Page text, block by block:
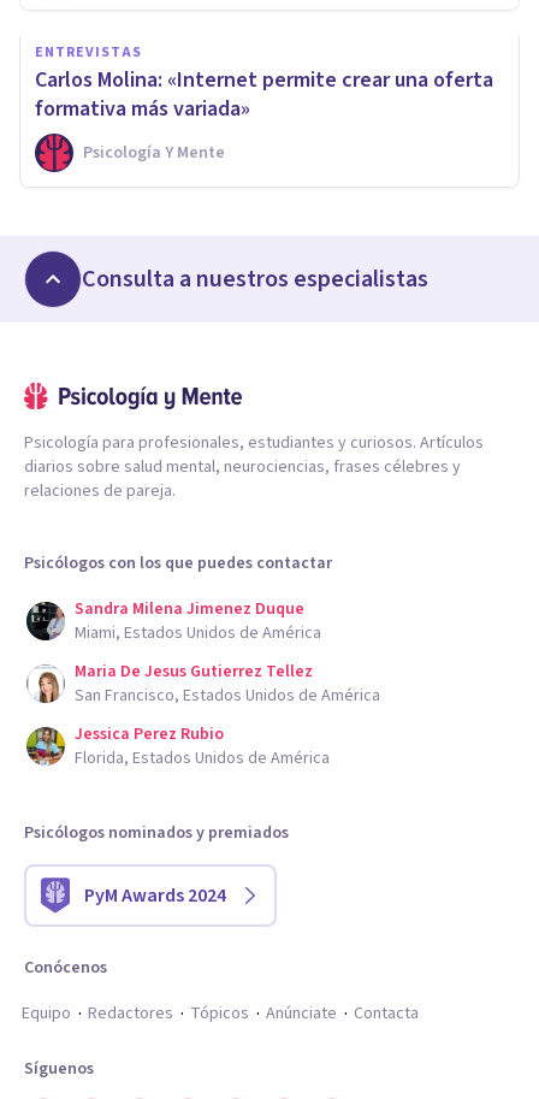
ENTREVISTAS
Carlos Molina: «Internet permite crear una oferta
formativa más variada»
Psicología Y Mente
Consulta a nuestros especialistas
Psicología para profesionales, estudiantes y curiosos. Artículos
diarios sobre salud mental, neurociencias, frases célebres y
relaciones de pareja.
Psicólogos con los que puedes contactar
Sandra Milena Jimenez Duque
Miami, Estados Unidos de América
Maria De Jesus Gutierrez Tellez
San Francisco, Estados Unidos de América
Jessica Perez Rubio
Florida, Estados Unidos de América
Psicólogos nominados y premiados
PyM Awards 2024
Conócenos
Equipo
Redactores Tópicos Anúnciate Contacta
Síguenos